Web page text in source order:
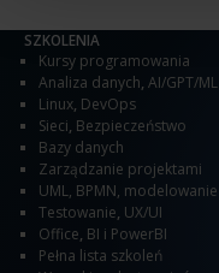
SZKOLENIA
Kursy programowania
Analiza danych, AI/GPT/ML
Linux, DevOps
Sieci, Bezpieczeństwo
Bazy danych
Zarządzanie projektami
UML, BPMN, modelowanie
Testowanie, UX/UI
Office, BI i PowerBI
Pełna lista szkoleń